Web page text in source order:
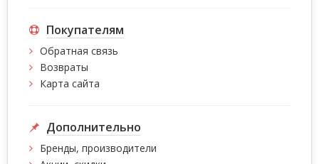
Покупателям
Обратная связь
Возвраты
Карта сайта
Дополнительно
Бренды, производители